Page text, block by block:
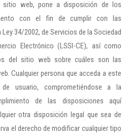
sitio web, pone a disposición de los
con el fin de cumplir con las
34/2002, de Servicios de la Sociedad
Electrónico (LSSI-CE), así como
del sitio web sobre cuáles son las
Cualquier persona que acceda a este
usuario, comprometiéndose a la
de las disposiciones aquí
otra disposición legal que sea de
el derecho de modificar cualquier tipo